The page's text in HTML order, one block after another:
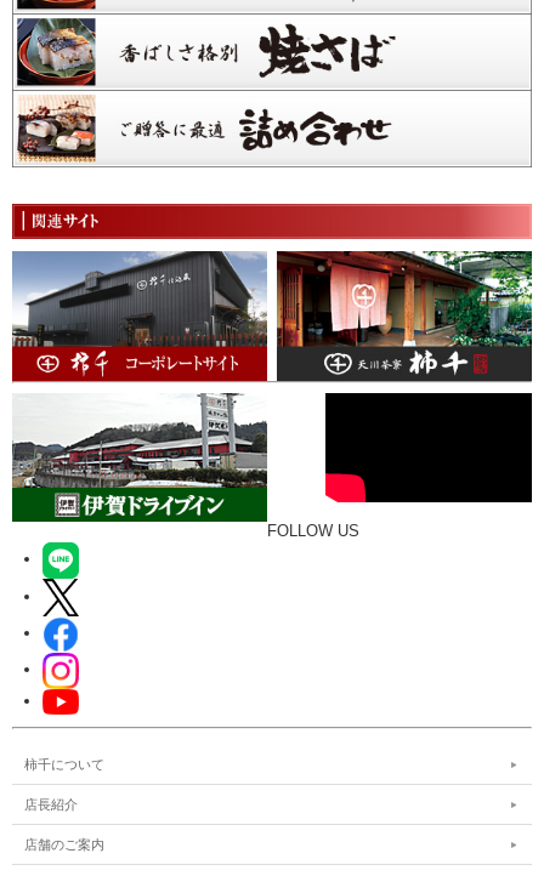
FOLLOW US
柿千について
店長紹介
店舗のご案内